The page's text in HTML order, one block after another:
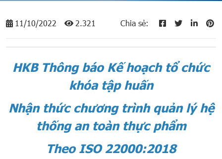
11/10/2022 2.321 Chia sẻ:
HKB Thông báo Kế hoạch tổ chức
khóa tập huấn
Nhận thức chương trình quản lý hệ
thống an toàn thực phẩm
Theo ISO 22000:2018